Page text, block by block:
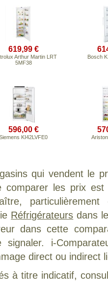
619,99 €
Arthur Martin LRT
5MF38
Bosch
596,00 €
KI42LVFE0
qui vendent le
comparer les prix
Réfrigérateurs dans
dans cette
i-
direct ou indirect
à titre indicatif,